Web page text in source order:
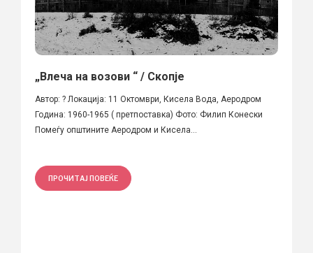
„Влеча на возови “ / Скопје
Автор: ? Локација: 11 Октомври, Кисела Вода, Аеродром
Година: 1960-1965 ( претпоставка) Фото: Филип Конески
Помеѓу општините Аеродром и Кисела...
ПРОЧИТАЈ ПОВЕЌЕ